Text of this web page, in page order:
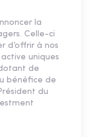
la
Celle-ci
d’offrir à nos
uniques
de
bénéfice de
du